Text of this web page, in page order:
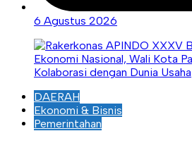
6 Agustus 2026
DAERAH
Ekonomi & Bisnis
Pemerintahan